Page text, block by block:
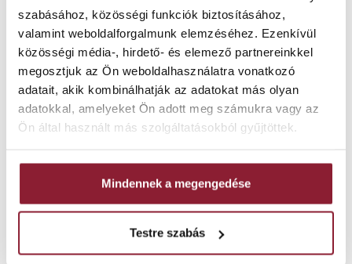
szabásához, közösségi funkciók biztosításához,
valamint weboldalforgalmunk elemzéséhez. Ezenkívül
közösségi média-, hirdető- és elemező partnereinkkel
megosztjuk az Ön weboldalhasználatra vonatkozó
adatait, akik kombinálhatják az adatokat más olyan
adatokkal, amelyeket Ön adott meg számukra vagy az
Ön által használt más szolgáltatásokból gyűjtöttek.
Mindennek a megengedése
Testre szabás
Egy hely, ahol minden szakértelem
egy irányba mutat.
Komplex kezelések, összehangolt
munka – olvassa el,
mit tapasztaltak azok, akik már nálunk
jártak.